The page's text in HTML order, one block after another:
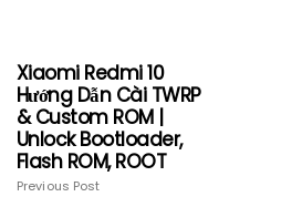
Xiaomi Redmi 10
Hướng Dẫn Cài TWRP
& Custom ROM |
Unlock Bootloader,
Flash ROM, ROOT
Previous Post